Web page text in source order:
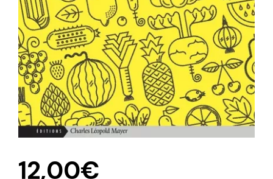
12,00€